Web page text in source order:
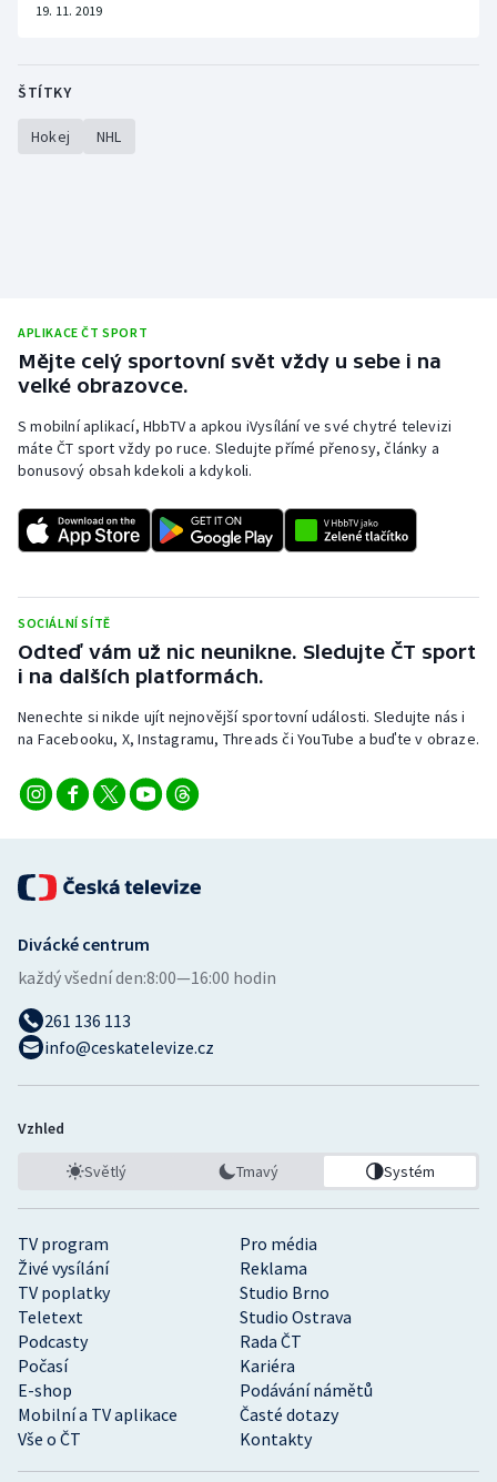
19. 11. 2019
ŠTÍTKY
Hokej NHL
APLIKACE ČT SPORT
Mějte celý sportovní svět vždy u sebe i na
velké obrazovce.
S mobilní aplikací, HbbTV a apkou iVysílání ve své chytré televizi
máte ČT sport vždy po ruce. Sledujte přímé přenosy, články a
bonusový obsah kdekoli a kdykoli.
SOCIÁLNÍ SÍTĚ
Odteď vám už nic neunikne. Sledujte ČT sport
i na dalších platformách.
Nenechte si nikde ujít nejnovější sportovní události. Sledujte nás i
na Facebooku, X, Instagramu, Threads či YouTube a buďte v obraze.
TV program
Pro média
Živé vysílání
Reklama
TV poplatky
Studio Brno
Teletext
Studio Ostrava
Podcasty
Rada ČT
Počasí
Kariéra
E-shop
Podávání námětů
Mobilní a TV aplikace
Časté dotazy
Vše o ČT
Kontakty
Divácké centrum
každý všední den:8:00—16:00 hodin
261 136 113
info@ceskatelevize.cz
Vzhled
Světlý Tmavý Systém